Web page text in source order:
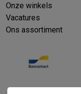
Onze winkels
Vacatures
Ons assortiment